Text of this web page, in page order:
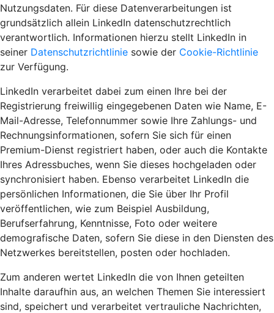
Nutzungsdaten. Für diese Datenverarbeitungen ist
grundsätzlich allein LinkedIn datenschutzrechtlich
verantwortlich. Informationen hierzu stellt LinkedIn in
seiner Datenschutzrichtlinie sowie der Cookie-Richtlinie
zur Verfügung.
LinkedIn verarbeitet dabei zum einen Ihre bei der
Registrierung freiwillig eingegebenen Daten wie Name, E-
Mail-Adresse, Telefonnummer sowie Ihre Zahlungs- und
Rechnungsinformationen, sofern Sie sich für einen
Premium-Dienst registriert haben, oder auch die Kontakte
Ihres Adressbuches, wenn Sie dieses hochgeladen oder
synchronisiert haben. Ebenso verarbeitet LinkedIn die
persönlichen Informationen, die Sie über Ihr Profil
veröffentlichen, wie zum Beispiel Ausbildung,
Berufserfahrung, Kenntnisse, Foto oder weitere
demografische Daten, sofern Sie diese in den Diensten des
Netzwerkes bereitstellen, posten oder hochladen.
Zum anderen wertet LinkedIn die von Ihnen geteilten
Inhalte daraufhin aus, an welchen Themen Sie interessiert
sind, speichert und verarbeitet vertrauliche Nachrichten,